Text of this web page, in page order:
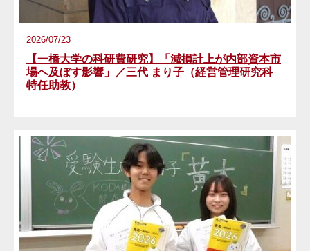
2026/07/23
【一橋大学の科研費研究】「減損計上が内部資本市
場へ及ぼす影響」／三代 まり子（経営管理研究科
特任助教）